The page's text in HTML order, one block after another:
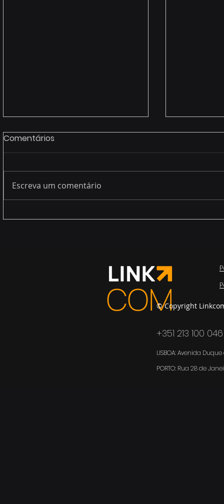
Legacy systems (end of
A nova
Comentários
Escreva um comentário
© Copyright
+351 213 100 046
LISBOA: Avenida
PORTO: Rua 28 de